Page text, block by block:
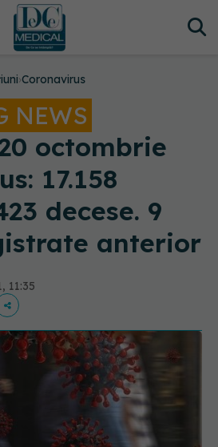
›Coronavirus
NEWS
octombrie
17.158
decese. 9
anterior
11:35